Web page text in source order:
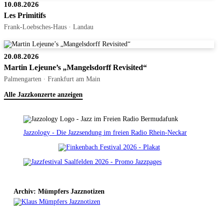
10.08.2026
Les Primitifs
Frank-Loebsches-Haus · Landau
20.08.2026
Martin Lejeune’s „Mangelsdorff Revisited“
Palmengarten · Frankfurt am Main
Alle Jazzkonzerte anzeigen
Jazzology - Die Jazzsendung im freien Radio Rhein-Neckar
Archiv: Mümpfers Jazznotizen